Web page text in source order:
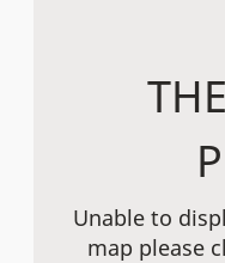
Unable to
map please